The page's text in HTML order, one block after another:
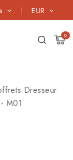
EUR
0
Dresseur
M01